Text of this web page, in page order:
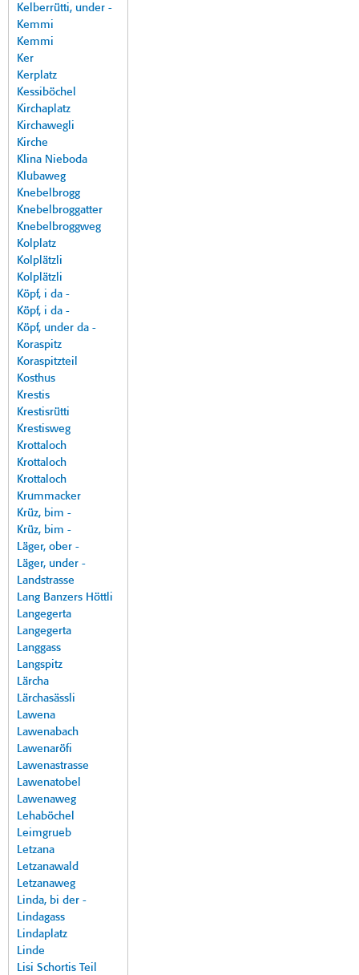
Kelberrütti, under -
Kemmi
Kemmi
Ker
Kerplatz
Kessiböchel
Kirchaplatz
Kirchawegli
Kirche
Klina Nieboda
Klubaweg
Knebelbrogg
Knebelbroggatter
Knebelbroggweg
Kolplatz
Kolplätzli
Kolplätzli
Köpf, i da -
Köpf, i da -
Köpf, under da -
Koraspitz
Koraspitzteil
Kosthus
Krestis
Krestisrütti
Krestisweg
Krottaloch
Krottaloch
Krottaloch
Krummacker
Krüz, bim -
Krüz, bim -
Läger, ober -
Läger, under -
Landstrasse
Lang Banzers Höttli
Langegerta
Langegerta
Langgass
Langspitz
Lärcha
Lärchasässli
Lawena
Lawenabach
Lawenaröfi
Lawenastrasse
Lawenatobel
Lawenaweg
Lehaböchel
Leimgrueb
Letzana
Letzanawald
Letzanaweg
Linda, bi der -
Lindagass
Lindaplatz
Linde
Lisi Schortis Teil